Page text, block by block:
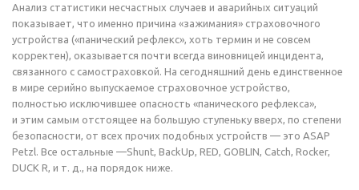
Анализ статистики несчастных случаев и аварийных ситуаций
показывает, что именно причина «зажимания» страховочного
устройства («панический рефлекс», хоть термин и не совсем
корректен), оказывается почти всегда виновницей инцидента,
связанного с самостраховкой. На сегодняшний день единственное
в мире серийно выпускаемое страховочное устройство,
полностью исключившее опасность «панического рефлекса»,
и этим самым отстоящее на большую ступеньку вверх, по степени
безопасности, от всех прочих подобных устройств — это ASAP
Petzl. Все остальные —Shunt, BackUp, RED, GOBLIN, Catch, Rocker,
DUCK R, и т. д., на порядок ниже.